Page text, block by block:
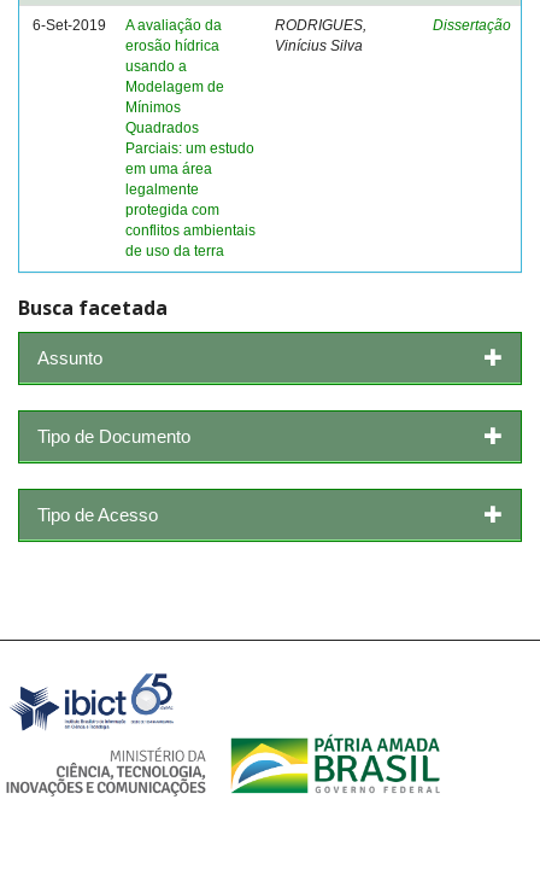
6-Set-2019
A avaliação da
erosão hídrica
usando a
Modelagem de
Mínimos
Quadrados
Parciais: um estudo
em uma área
legalmente
protegida com
conflitos ambientais
de uso da terra
RODRIGUES,
Vinícius Silva
Dissertação
Busca facetada
Assunto
Tipo de Documento
Tipo de Acesso